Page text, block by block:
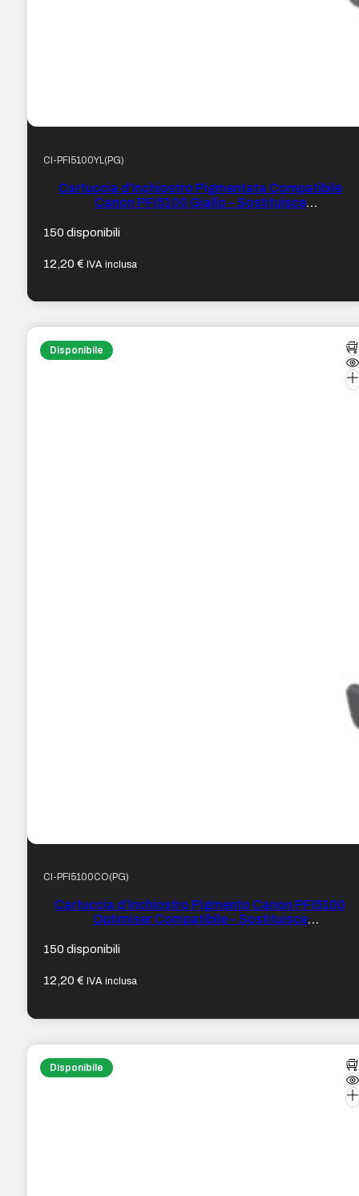
CI-PFI5100YL(PG)
Cartuccia d’Inchiostro Pigmentata Compatibile
Canon PFI5100 Giallo – Sostituisce
150 disponibili
12,20€ IVA inclusa
Disponibile
CI-PFI5100CO(PG)
Cartuccia d’Inchiostro Pigmento Canon PFI5100
Optimiser Compatibile – Sostituisce
150 disponibili
12,20€ IVA inclusa
Disponibile